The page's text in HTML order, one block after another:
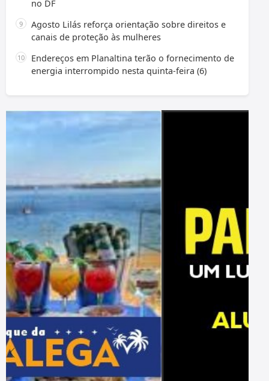
no DF
Agosto Lilás reforça orientação sobre direitos e
canais de proteção às mulheres
Endereços em Planaltina terão o fornecimento de
energia interrompido nesta quinta-feira (6)